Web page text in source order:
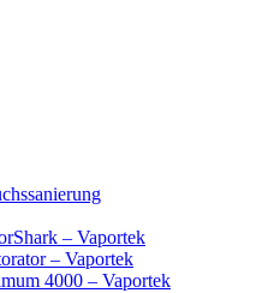
– Vaportek
– Vaportek
4000 – Vaportek